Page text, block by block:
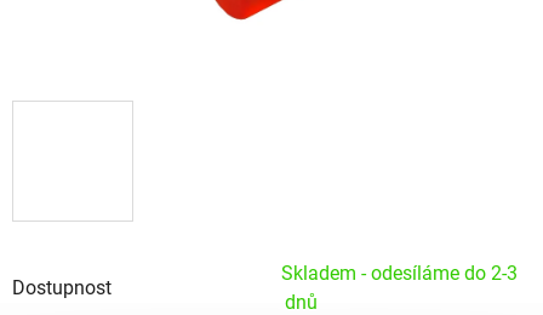
Dostupnost
Skladem - odesíláme do 2-3
dnů